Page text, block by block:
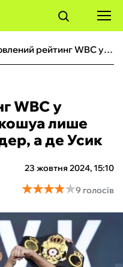
Оновлений рейтинг WBC у надважкій вазі: Джошуа лише шостий, Ф’юрі – лідер, а де Усик
WBC у
лише
а де Усик
23 жовтня 2024, 15:10
★★★★★
★★★★★9 голосів